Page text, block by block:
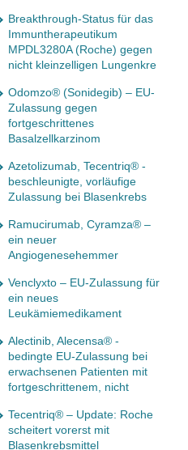
Breakthrough-Status für das
Immuntherapeutikum
MPDL3280A (Roche) gegen
nicht kleinzelligen Lungenkre
Odomzo® (Sonidegib) – EU-
Zulassung gegen
fortgeschrittenes
Basalzellkarzinom
Azetolizumab, Tecentriq® -
beschleunigte, vorläufige
Zulassung bei Blasenkrebs
Ramucirumab, Cyramza® –
ein neuer
Angiogenesehemmer
Venclyxto – EU-Zulassung für
ein neues
Leukämiemedikament
Alectinib, Alecensa® -
bedingte EU-Zulassung bei
erwachsenen Patienten mit
fortgeschrittenem, nicht
Tecentriq® – Update: Roche
scheitert vorerst mit
Blasenkrebsmittel